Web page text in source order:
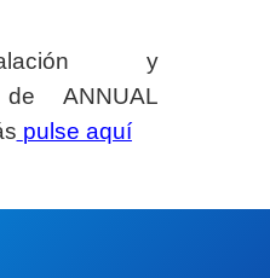
y
de ANNUAL
pulse aquí